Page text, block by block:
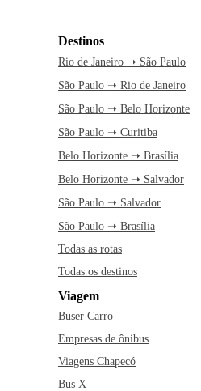
Destinos
Rio de Janeiro ➝ São Paulo
São Paulo ➝ Rio de Janeiro
São Paulo ➝ Belo Horizonte
São Paulo ➝ Curitiba
Belo Horizonte ➝ Brasília
Belo Horizonte ➝ Salvador
São Paulo ➝ Salvador
São Paulo ➝ Brasília
Todas as rotas
Todas os destinos
Viagem
Buser Carro
Empresas de ônibus
Viagens Chapecó
Bus X